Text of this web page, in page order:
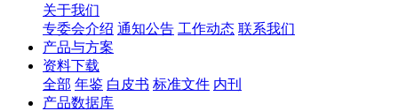
关于我们
专委会介绍 通知公告 工作动态 联系我们
产品与方案
资料下载
全部 年鉴 白皮书 标准文件 内刊
产品数据库